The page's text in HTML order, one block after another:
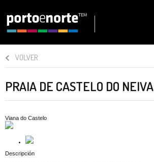
VOLVER
PRAIA DE CASTELO DO NEIVA
Viana do Castelo
Descripción